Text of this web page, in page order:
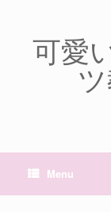
可愛
Menu